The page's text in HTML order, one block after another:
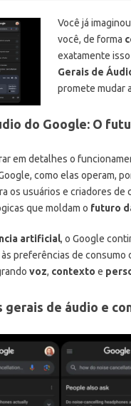
Você já
você, de forma
exatamente
Gerais de
promete mudar
do Google: O
em detalhes o
como elas operam,
os usuários e criadores
que moldam o futuro
artificial, o Google
preferências de consumo
voz, contexto e
gerais de áudio e